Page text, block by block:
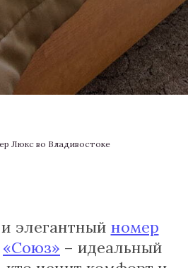
Люкс во Владивостоке
элегантный номер
«Союз» – идеальный